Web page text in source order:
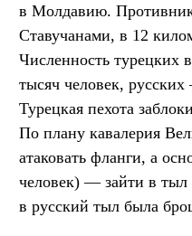
в Молдавию.
Ставучанами, в 12
Численность турецких
тысяч человек,
Турецкая пехота
По плану кавалерия
атаковать фланги, а
человек) — зайти в тыл
в русский тыл была